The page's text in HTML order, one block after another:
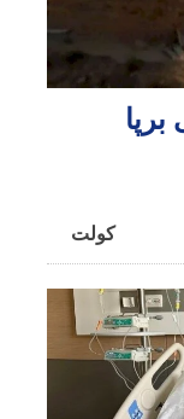
کولت